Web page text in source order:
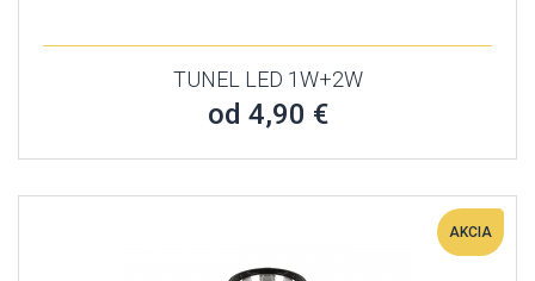
TUNEL LED 1W+2W
od 4,90 €
AKCIA